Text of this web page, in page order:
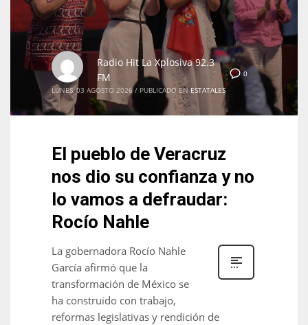
0
Radio Hit La Xplosiva 92.3
FM
LUNES, 03 AGOSTO 2026 / PUBLICADO EN ESTATALES
El pueblo de Veracruz
nos dio su confianza y no
lo vamos a defraudar:
Rocío Nahle
La gobernadora Rocío Nahle
García afirmó que la
transformación de México se
ha construido con trabajo,
reformas legislativas y rendición de